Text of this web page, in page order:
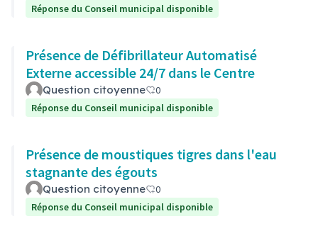
Réponse du Conseil municipal disponible
Présence de Défibrillateur Automatisé
Externe accessible 24/7 dans le Centre
Question citoyenne
0
Réponse du Conseil municipal disponible
Présence de moustiques tigres dans l'eau
stagnante des égouts
Question citoyenne
0
Réponse du Conseil municipal disponible